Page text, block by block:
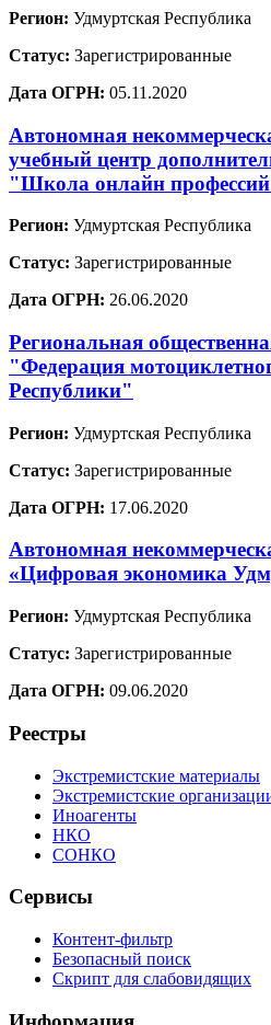
Регион: Удмуртская Республика
Статус: Зарегистрированные
Дата ОГРН: 05.11.2020
Автономная
учебный центр
"Школа онлайн
Регион: Удмуртская Республика
Статус: Зарегистрированные
Дата ОГРН: 26.06.2020
Региональная
"Федерация
Республики"
Регион: Удмуртская Республика
Статус: Зарегистрированные
Дата ОГРН: 17.06.2020
Автономная
«Цифровая экономика
Регион: Удмуртская Республика
Статус: Зарегистрированные
Дата ОГРН: 09.06.2020
Реестры
Экстремистские материалы
Экстремистские
Иноагенты
НКО
СОНКО
Сервисы
Контент-фильтр
Безопасный поиск
Скрипт для слабовидящих